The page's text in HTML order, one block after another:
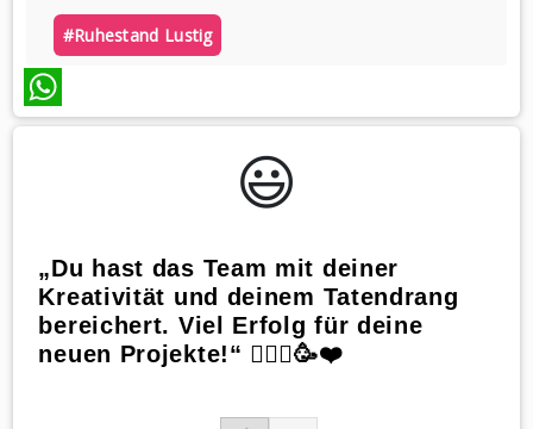
#ruhestand Lustig
WhatsApp
😃️
„Du hast das Team mit deiner
Kreativität und deinem Tatendrang
bereichert. Viel Erfolg für deine
neuen Projekte!“ 🧔🏼‍♂️🥳❤️